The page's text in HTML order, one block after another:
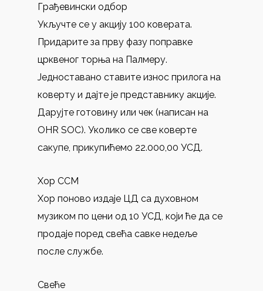
Грађевински одбор
Укључте се у акцију 100 коверата.
Придарите за прву фазу поправке
црквеног торња на Палмеру.
Једноставано ставите износ прилога на
коверту и дајте је представнику акције.
Дарујте готовину или чек (написан на
OHR SOC). Уколико се све коверте
сакупе, прикупићемо 22.000,00 УСД.
Хор ССМ
Хор поново издаје ЦД са духовном
музиком по цени од 10 УСД, који ће да се
продаје поред свећа савке недеље
после службе.
Свеће